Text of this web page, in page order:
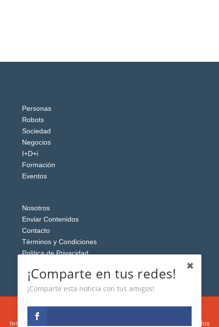
Personas
Robots
Sociedad
Negocios
I+D+i
Formación
Eventos
Nosotros
Enviar Contenidos
Contacto
Términos y Condiciones
Política de Privacidad
Esta web usa cookies analíticas y publicitarias (propias y de
terceros) para analizar el tráfico y personalizar el contenido y los
¡Comparte en tus redes!
¡Comparte esta noticia con tus amigos!